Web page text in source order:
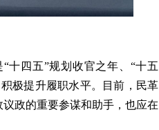
十四五”规划收官之年、“十五
极提升履职水平。目前，民革
政的重要参谋和助手，也应在